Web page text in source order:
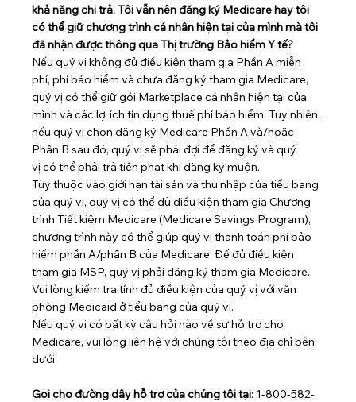
khả năng chi trả. Tôi vẫn nên đăng ký Medicare hay tôi
có thể giữ chương trình cá nhân hiện tại của mình mà tôi
đã nhận được thông qua Thị trường Bảo hiểm Y tế?
Nếu quý vị không đủ điều kiện tham gia Phần A miễn
phí, phí bảo hiểm và chưa đăng ký tham gia Medicare,
quý vị có thể giữ gói Marketplace cá nhân hiện tại của
mình và các lợi ích tín dụng thuế phí bảo hiểm. Tuy nhiên,
nếu quý vị chọn đăng ký Medicare Phần A và/hoặc
Phần B sau đó, quý vị sẽ phải đợi để đăng ký và quý
vị có thể phải trả tiền phạt khi đăng ký muộn.
Tùy thuộc vào giới hạn tài sản và thu nhập của tiểu bang
của quý vị, quý vị có thể đủ điều kiện tham gia Chương
trình Tiết kiệm Medicare (Medicare Savings Program),
chương trình này có thể giúp quý vị thanh toán phí bảo
hiểm phần A/phần B của Medicare. Để đủ điều kiện
tham gia MSP, quý vị phải đăng ký tham gia Medicare.
Vui lòng kiểm tra tính đủ điều kiện của quý vị với văn
phòng Medicaid ở tiểu bang của quý vị.
Nếu quý vị có bất kỳ câu hỏi nào về sự hỗ trợ cho
Medicare, vui lòng liên hệ với chúng tôi theo địa chỉ bên
dưới.
Gọi cho đường dây hỗ trợcủa chúng tôi tại: 1-800-582-